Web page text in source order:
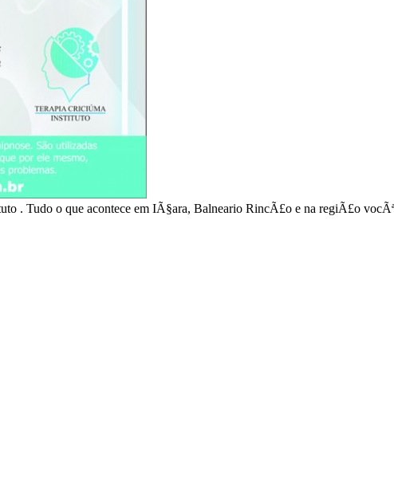
. Tudo o que acontece em IÃ§ara, Balneario RincÃ£o e na regiÃ£o